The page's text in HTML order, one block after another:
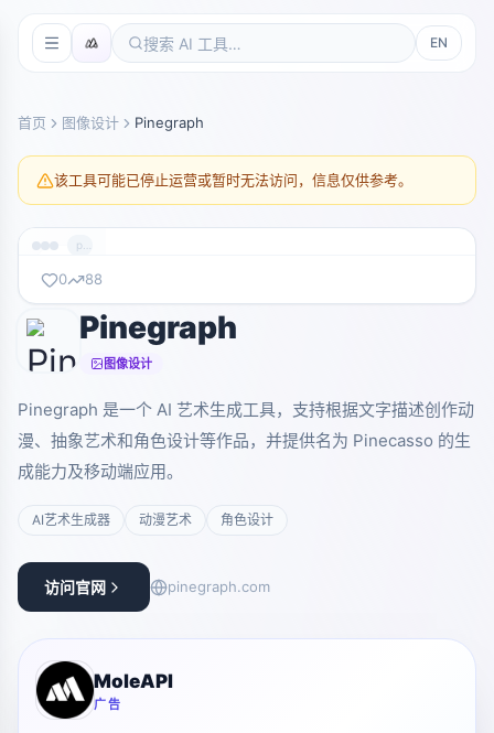
EN
首页 图像设计 Pinegraph
该工具可能已停止运营或暂时无法访问，信息仅供参考。
暂无截图
pinegraph.com
0 88
Pinegraph
图像设计
Pinegraph 是一个 AI 艺术生成工具，支持根据文字描述创作动
漫、抽象艺术和角色设计等作品，并提供名为 Pinecasso 的生
成能力及移动端应用。
AI艺术生成器 动漫艺术 角色设计
访问官网 pinegraph.com
MoleAPI
广告